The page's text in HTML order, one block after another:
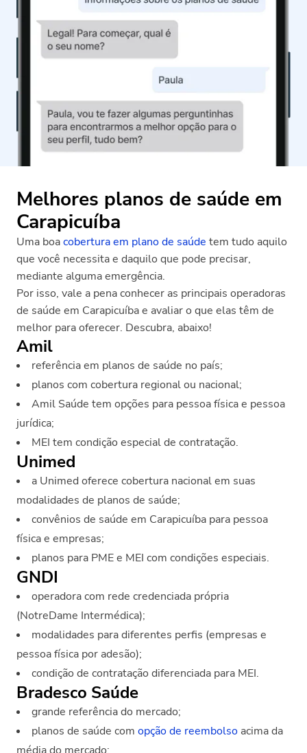
Melhores planos de saúde em
Carapicuíba
Uma boacobertura em plano de saúde tem tudo aquilo
que você necessita e daquilo que pode precisar,
mediante alguma emergência.
Por isso, vale a pena conhecer as principais operadoras
de saúde em Carapicuíba e avaliar o que elas têm de
melhor para oferecer. Descubra, abaixo!
Amil
referência em planos de saúde no país;
planos com cobertura regional ou nacional;
Amil Saúde tem opções para pessoa física e pessoa
jurídica;
MEI tem condição especial de contratação.
Unimed
a Unimed oferece cobertura nacional em suas
modalidades de planos de saúde;
convênios de saúde em Carapicuíba para pessoa
física e empresas;
planos para PME e MEI com condições especiais.
GNDI
operadora com rede credenciada própria
(NotreDame Intermédica);
modalidades para diferentes perfis (empresas e
pessoa física por adesão);
condição de contratação diferenciada para MEI.
Bradesco Saúde
grande referência do mercado;
planos de saúde com opção de reembolso acima da